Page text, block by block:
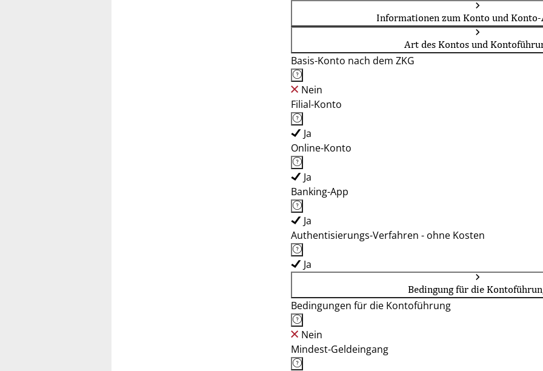
Informationen zum Konto und
Art des Kontos und
Basis-Konto nach dem ZKG
Nein
Filial-Konto
Ja
Online-Konto
Ja
Banking-App
Ja
Authentisierungs-Verfahren - ohne Kosten
Ja
Bedingung für die
Bedingungen für die Kontoführung
Nein
Mindest-Geldeingang